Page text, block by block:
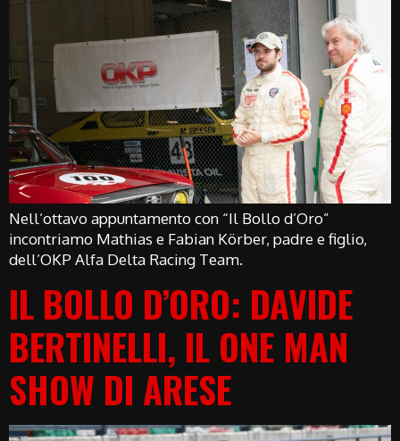
Nell’ottavo appuntamento con “Il Bollo d’Oro”
incontriamo Mathias e Fabian Körber, padre e figlio,
dell’OKP Alfa Delta Racing Team.
IL BOLLO D’ORO: DAVIDE
BERTINELLI, IL ONE MAN
SHOW DI ARESE